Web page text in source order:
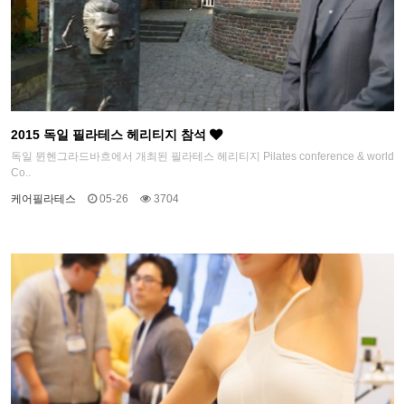
2015 독일 필라테스 헤리티지 참석
독일 뮌헨그라드바흐에서 개최된 필라테스 헤리티지 Pilates conference & world
Co..
케어필라테스 05-26 3704